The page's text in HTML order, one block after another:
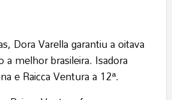
Dora Varella garantiu a oitava
a melhor brasileira. Isadora
e Raicca Ventura a 12ª.